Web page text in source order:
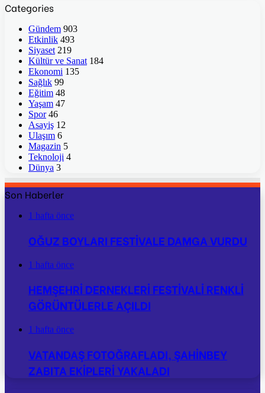
Categories
Gündem 903
Etkinlik 493
Siyaset 219
Kültür ve Sanat 184
Ekonomi 135
Sağlık 99
Eğitim 48
Yaşam 47
Spor 46
Asayiş 12
Ulaşım 6
Magazin 5
Teknoloji 4
Dünya 3
Son Haberler
1 hafta önce
OĞUZ BOYLARI FESTİVALE DAMGA VURDU
1 hafta önce
HEMŞEHRİ DERNEKLERİ FESTİVALİ RENKLİ
GÖRÜNTÜLERLE AÇILDI
1 hafta önce
VATANDAŞ FOTOĞRAFLADI, ŞAHİNBEY
ZABITA EKİPLERİ YAKALADI